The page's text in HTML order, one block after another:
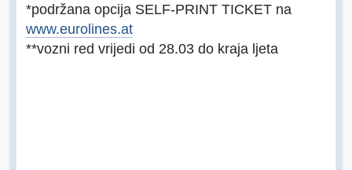
*podržana opcija SELF-PRINT TICKET na
www.eurolines.at
**vozni red vrijedi od 28.03 do kraja ljeta